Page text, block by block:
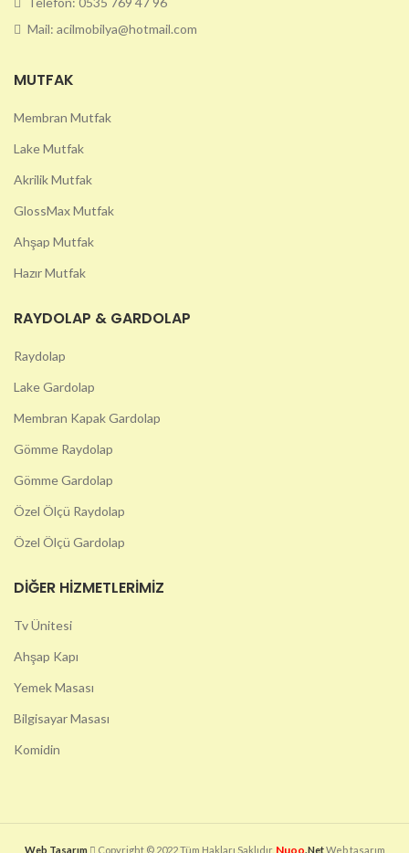
Mail: acilmobilya@hotmail.com
MUTFAK
Membran Mutfak
Lake Mutfak
Akrilik Mutfak
GlossMax Mutfak
Ahşap Mutfak
Hazır Mutfak
RAYDOLAP & GARDOLAP
Raydolap
Lake Gardolap
Membran Kapak Gardolap
Gömme Raydolap
Gömme Gardolap
Özel Ölçü Raydolap
Özel Ölçü Gardolap
DIĞER HIZMETLERIMIZ
Tv Ünitesi
Ahşap Kapı
Yemek Masası
Bilgisayar Masası
Komidin
Web Tasarım Copyright © 2022 Tüm Hakları Saklıdır. Nuoo.NetWeb tasarım